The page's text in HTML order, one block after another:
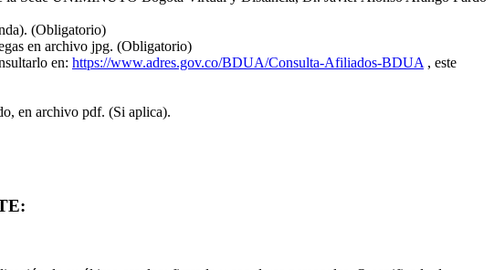
(Obligatorio)
en archivo jpg. (Obligatorio)
en: https://www.adres.gov.co/BDUA/Consulta-Afiliados-BDUA , este
en archivo pdf. (Si aplica).